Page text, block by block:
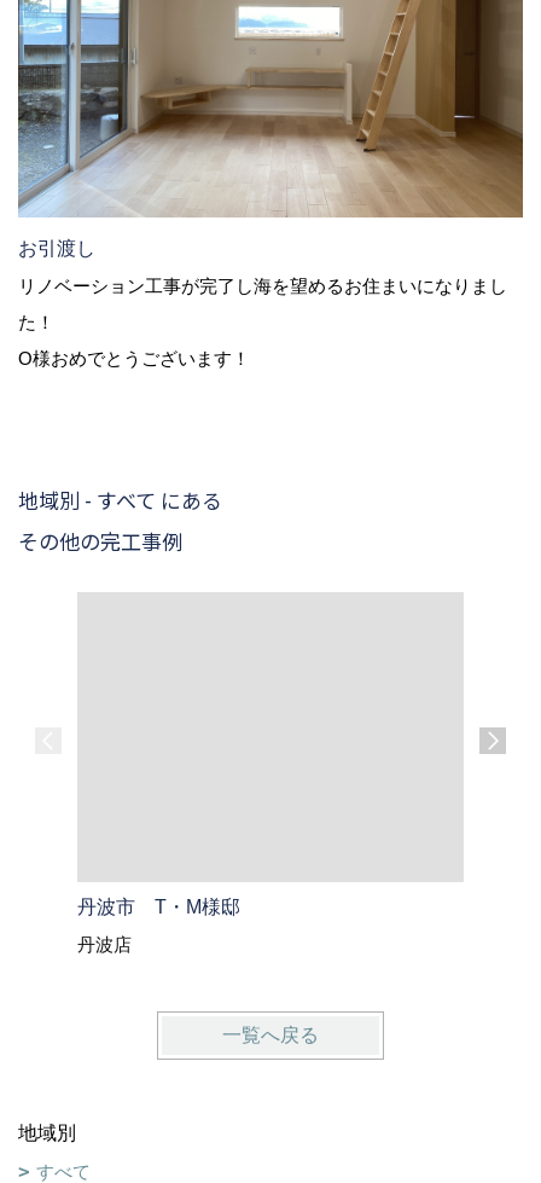
お引渡し
リノベーション工事が完了し海を望めるお住まいになりまし
た！
O様おめでとうございます！
地域別 - すべて にある
その他の完工事例
丹波市 T・M様邸
丹波店
一覧へ戻る
地域別
すべて